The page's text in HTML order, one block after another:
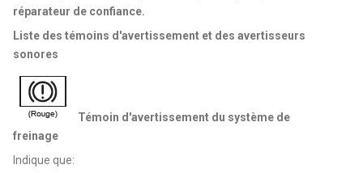
réparateur de confiance.
Liste des témoins d'avertissement et des avertisseurs
sonores
Témoin d'avertissement du système de
freinage
Indique que: